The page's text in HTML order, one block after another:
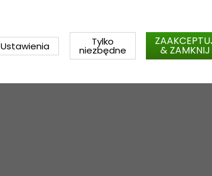
Ustawienia Tylko
niezbędne & ZAMKNIJ